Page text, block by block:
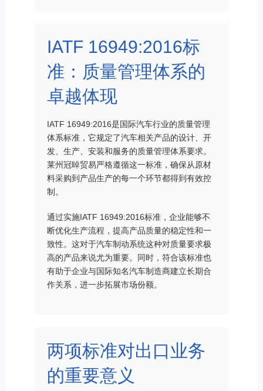
IATF 16949:2016标
准：质量管理体系的
卓越体现
IATF 16949:2016是国际汽车行业的质量管理
体系标准，它规定了汽车相关产品的设计、开
发、生产、安装和服务的质量管理体系要求。
莱州冠晫贸易严格遵循这一标准，确保从原材
料采购到产品生产的每一个环节都得到有效控
制。
通过实施IATF 16949:2016标准，企业能够不
断优化生产流程，提高产品质量的稳定性和一
致性。这对于汽车制动系统这种对质量要求极
高的产品来说尤为重要。同时，符合该标准也
有助于企业与国际知名汽车制造商建立长期合
作关系，进一步拓展市场份额。
两项标准对出口业务
的重要意义